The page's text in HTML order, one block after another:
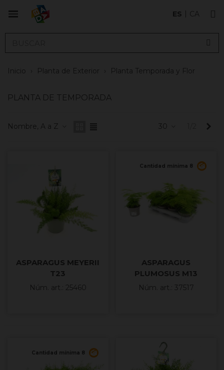
ES CA
Inicio Planta de Exterior Planta Temporada y Flor
PLANTA DE TEMPORADA
Nombre, A a Z 30
ASPARAGUS MEYERII
T23
Núm. art.: 25460
Cantidad mínima 8
ASPARAGUS
PLUMOSUS M13
Núm. art.: 37517
Cantidad mínima 8